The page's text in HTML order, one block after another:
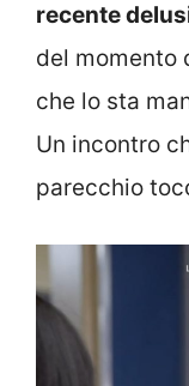
recente
del momento
che lo sta
Un incontro
parecchio